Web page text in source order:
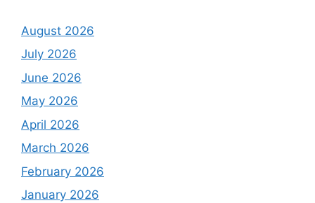
August 2026
July 2026
June 2026
May 2026
April 2026
March 2026
February 2026
January 2026